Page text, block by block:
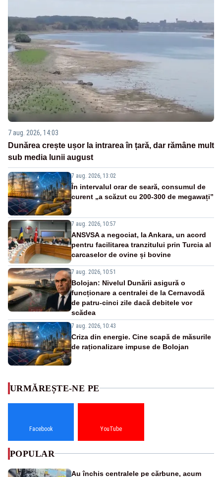
7 aug. 2026, 14:03
Dunărea crește ușor la intrarea în țară, dar rămâne mult
sub media lunii august
7 aug. 2026, 13:02
În intervalul orar de seară, consumul de
curent „a scăzut cu 200-300 de megawați”
7 aug. 2026, 10:57
ANSVSA a negociat, la Ankara, un acord
pentru facilitarea tranzitului prin Turcia al
carcaselor de ovine și bovine
7 aug. 2026, 10:51
Bolojan: Nivelul Dunării asigură o
funcționare a centralei de la Cernavodă
de patru-cinci zile dacă debitele vor
scădea
7 aug. 2026, 10:43
Criza din energie. Cine scapă de măsurile
de raționalizare impuse de Bolojan
URMĂREȘTE-NE PE
Facebook YouTube
POPULAR
Au închis centralele pe cărbune, acum